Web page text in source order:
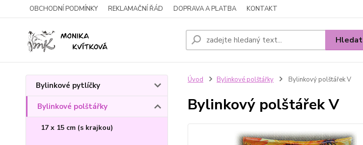
OBCHODNÍ PODMÍNKY REKLAMAČNÍ ŘÁD DOPRAVA A PLATBA KONTAKT
Hledat
Bylinkové pytlíčky
Bylinkové polštářky
17 x 15 cm (s krajkou)
Úvod Bylinkové polštářky Bylinkový polštářek V
Bylinkový polštářek V